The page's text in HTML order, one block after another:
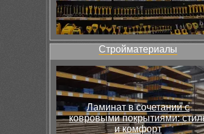
Стройматериалы
Ламинат в сочетании с
ковровыми покрытиями:
и комфорт